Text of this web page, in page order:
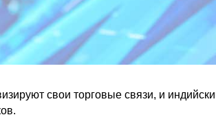
свои торговые связи, и